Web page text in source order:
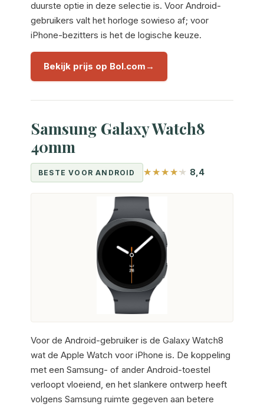
duurste optie in deze selectie is. Voor Android-
gebruikers valt het horloge sowieso af; voor
iPhone-bezitters is het de logische keuze.
Bekijk prijs op Bol.com
Samsung Galaxy Watch8
40mm
BESTE VOOR ANDROID 8,4
Voor de Android-gebruiker is de Galaxy Watch8
wat de Apple Watch voor iPhone is. De koppeling
met een Samsung- of ander Android-toestel
verloopt vloeiend, en het slankere ontwerp heeft
volgens Samsung ruimte gegeven aan betere